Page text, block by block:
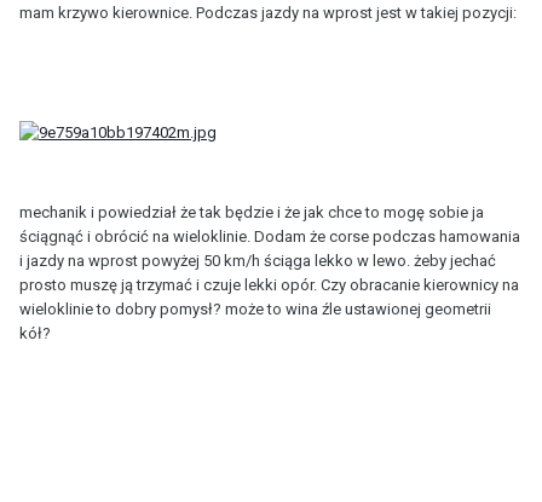
mam krzywo kierownice. Podczas jazdy na wprost jest w takiej pozycji:
mechanik i powiedział że tak będzie i że jak chce to mogę sobie ja
ściągnąć i obrócić na wieloklinie. Dodam że corse podczas hamowania
i jazdy na wprost powyżej 50 km/h ściąga lekko w lewo. żeby jechać
prosto muszę ją trzymać i czuje lekki opór. Czy obracanie kierownicy na
wieloklinie to dobry pomysł? może to wina źle ustawionej geometrii
kół?